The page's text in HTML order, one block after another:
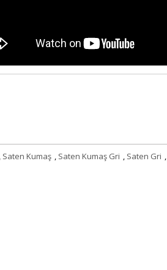
, Saten Kumaş , Saten Kumaş Gri , Saten Gri ,